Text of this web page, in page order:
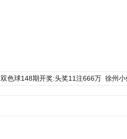
双色球148期开奖:头奖11注666万 徐州